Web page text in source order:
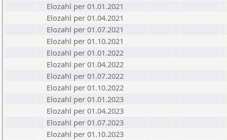
Elozahl per 01.01.2021
Elozahl per 01.04.2021
Elozahl per 01.07.2021
Elozahl per 01.10.2021
Elozahl per 01.01.2022
Elozahl per 01.04.2022
Elozahl per 01.07.2022
Elozahl per 01.10.2022
Elozahl per 01.01.2023
Elozahl per 01.04.2023
Elozahl per 01.07.2023
Elozahl per 01.10.2023